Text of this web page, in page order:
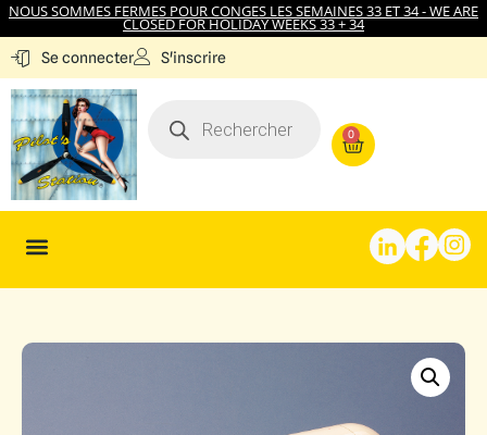
NOUS SOMMES FERMES POUR CONGES LES SEMAINES 33 ET 34 - WE ARE
CLOSED FOR HOLIDAY WEEKS 33 + 34
Se connecter S'inscrire
0